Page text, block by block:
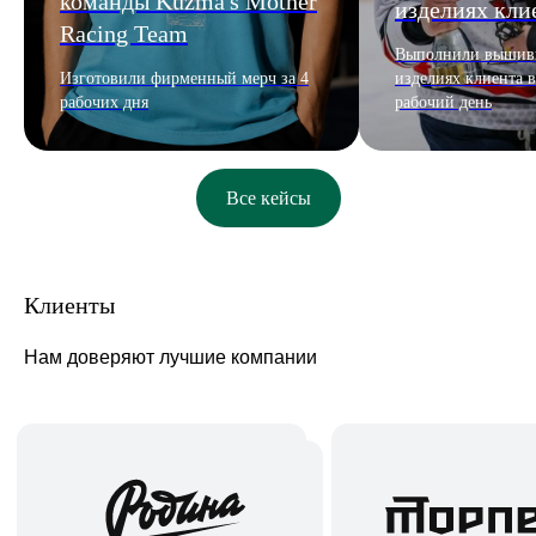
Racing Team
Изготовили фирменный мерч за 4
рабочих дня
изделиях
Выполнили
изделиях клиента
рабочий день
Все кейсы
Клиенты
Нам доверяют лучшие компании